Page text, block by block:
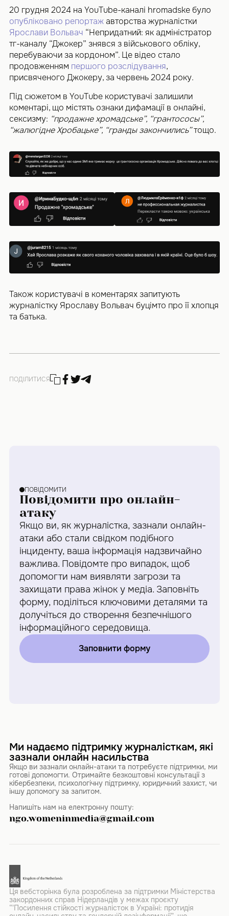
20 грудня 2024 на YouTube-каналі hromadske було
опубліковано репортажавторства журналістки
Ярослави Вольвач “Непридатний: як адміністратор
тг-каналу “Джокер” знявся з військового обліку,
перебуваючи за кордоном”. Це відео стало
продовженням першого розслідування,
присвяченого Джокеру, за червень 2024 року.
Під сюжетом в YouTube користувачі залишили
коментарі, що містять ознаки дифамації в онлайні,
сексизму: “продажне хромадське”, “грантососы”,
“жалюгідне Хробацьке”, “гранды закончились”тощо.
Також користувачі в коментарях запитують
журналістку Ярославу Вольвач буцімто про її хлопця
та батька.
ПОДІЛИТИСЯ
ПОВІДОМИТИ
Повідомити про онлайн-
атаку
Якщо ви, як журналістка, зазнали онлайн-
атаки або стали свідком подібного
інциденту, ваша інформація надзвичайно
важлива. Повідомте про випадок, щоб
допомогти нам виявляти загрози та
захищати права жінок у медіа. Заповніть
форму, поділіться ключовими деталями та
долучіться до створення безпечнішого
інформаційного середовища.
Заповнити форму
Ми надаємо підтримку журналісткам, які
зазнали онлайн насильства
Якщо ви зазнали онлайн-атаки та потребуєте підтримки, ми
готові допомогти. Отримайте безкоштовні консультації з
кібербезпеки, психологічну підтримку, юридичний захист, чи
іншу допомогу за запитом.
Напишіть нам на електронну пошту:
ngo.womeninmedia@gmail.com
Ця вебсторінка була розроблена за підтримки Міністерства
закордонних справ Нідерландів у межах проєкту
“'Посилення стійкості журналісток в Україні: протидія